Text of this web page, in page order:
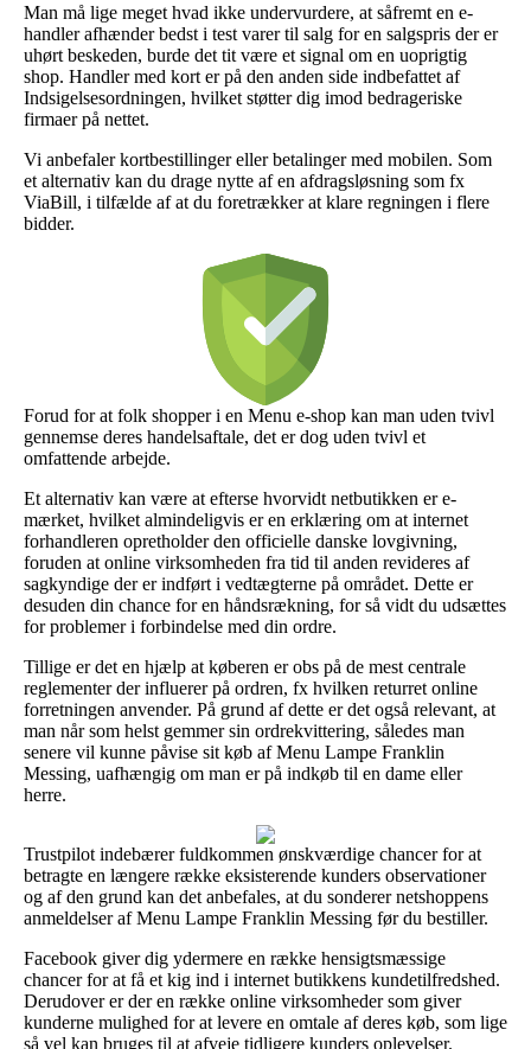
Man må lige meget hvad ikke undervurdere, at såfremt en e-
handler afhænder bedst i test varer til salg for en salgspris der er
uhørt beskeden, burde det tit være et signal om en uoprigtig
shop. Handler med kort er på den anden side indbefattet af
Indsigelsesordningen, hvilket støtter dig imod bedrageriske
firmaer på nettet.
Vi anbefaler kortbestillinger eller betalinger med mobilen. Som
et alternativ kan du drage nytte af en afdragsløsning som fx
ViaBill, i tilfælde af at du foretrækker at klare regningen i flere
bidder.
Forud for at folk shopper i en Menu e-shop kan man uden tvivl
gennemse deres handelsaftale, det er dog uden tvivl et
omfattende arbejde.
Et alternativ kan være at efterse hvorvidt netbutikken er e-
mærket, hvilket almindeligvis er en erklæring om at internet
forhandleren opretholder den officielle danske lovgivning,
foruden at online virksomheden fra tid til anden revideres af
sagkyndige der er indført i vedtægterne på området. Dette er
desuden din chance for en håndsrækning, for så vidt du udsættes
for problemer i forbindelse med din ordre.
Tillige er det en hjælp at køberen er obs på de mest centrale
reglementer der influerer på ordren, fx hvilken returret online
forretningen anvender. På grund af dette er det også relevant, at
man når som helst gemmer sin ordrekvittering, således man
senere vil kunne påvise sit køb af Menu Lampe Franklin
Messing, uafhængig om man er på indkøb til en dame eller
herre.
Trustpilot indebærer fuldkommen ønskværdige chancer for at
betragte en længere række eksisterende kunders observationer
og af den grund kan det anbefales, at du sonderer netshoppens
anmeldelser af Menu Lampe Franklin Messing før du bestiller.
Facebook giver dig ydermere en række hensigtsmæssige
chancer for at få et kig ind i internet butikkens kundetilfredshed.
Derudover er der en række online virksomheder som giver
kunderne mulighed for at levere en omtale af deres køb, som lige
så vel kan bruges til at afveje tidligere kunders oplevelser.